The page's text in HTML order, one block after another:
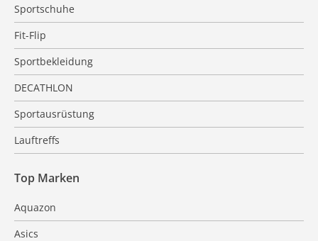
Sportschuhe
Fit-Flip
Sportbekleidung
DECATHLON
Sportausrüstung
Lauftreffs
Top Marken
Aquazon
Asics